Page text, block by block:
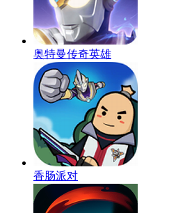
奥特曼传奇英雄
香肠派对